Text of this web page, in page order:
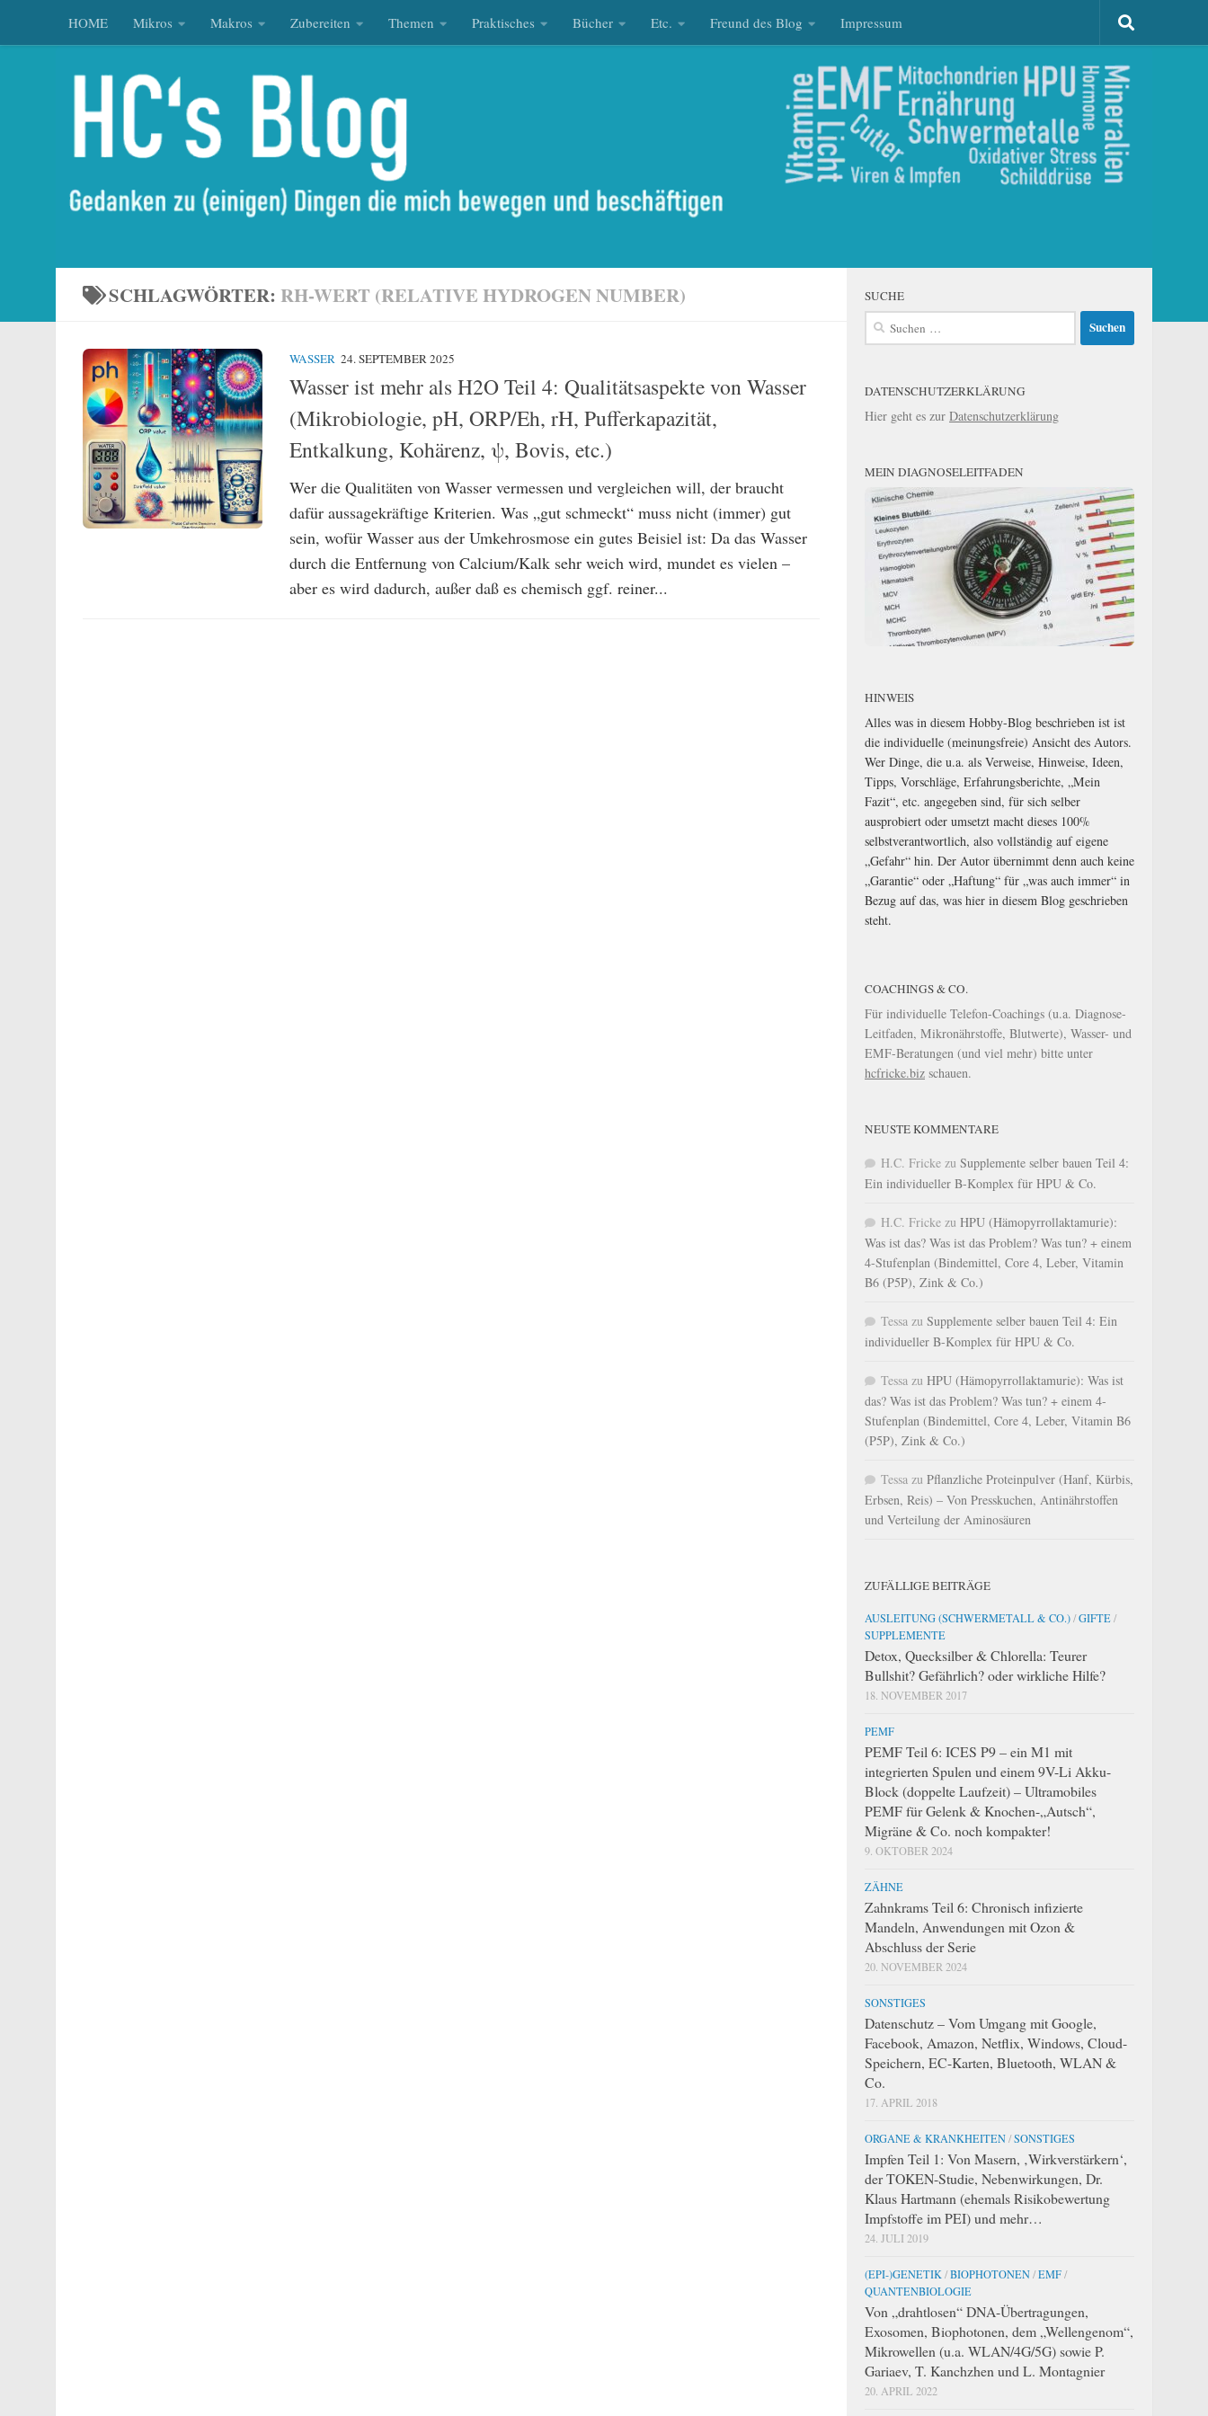
Zum Inhalt springen
HOME Mikros Makros Zubereiten Themen Praktisches Bücher Etc. Freund des Blog Impressum
SCHLAGWÖRTER: RH-WERT (RELATIVE HYDROGEN NUMBER)
WASSER 24. SEPTEMBER 2025
Wasser ist mehr als H2O Teil 4: Qualitätsaspekte von Wasser
(Mikrobiologie, pH, ORP/Eh, rH, Pufferkapazität,
Entkalkung, Kohärenz, ψ, Bovis, etc.)
Wer die Qualitäten von Wasser vermessen und vergleichen will, der braucht
dafür aussagekräftige Kriterien. Was „gut schmeckt“ muss nicht (immer) gut
sein, wofür Wasser aus der Umkehrosmose ein gutes Beisiel ist: Da das Wasser
durch die Entfernung von Calcium/Kalk sehr weich wird, mundet es vielen –
aber es wird dadurch, außer daß es chemisch ggf. reiner...
SUCHE
Suchen
DATENSCHUTZERKLÄRUNG
Hier geht es zur Datenschutzerklärung
MEIN DIAGNOSELEITFADEN
HINWEIS
Alles was in diesem Hobby-Blog beschrieben ist ist
die individuelle (meinungsfreie) Ansicht des Autors.
Wer Dinge, die u.a. als Verweise, Hinweise, Ideen,
Tipps, Vorschläge, Erfahrungsberichte, „Mein
Fazit“, etc. angegeben sind, für sich selber
ausprobiert oder umsetzt macht dieses 100%
selbstverantwortlich, also vollständig auf eigene
„Gefahr“ hin. Der Autor übernimmt denn auch keine
„Garantie“ oder „Haftung“ für „was auch immer“ in
Bezug auf das, was hier in diesem Blog geschrieben
steht.
COACHINGS & CO.
Für individuelle Telefon-Coachings (u.a. Diagnose-
Leitfaden, Mikronährstoffe, Blutwerte), Wasser- und
EMF-Beratungen (und viel mehr) bitte unter
hcfricke.biz schauen.
NEUSTE KOMMENTARE
H.C. Fricke zu Supplemente selber bauen Teil 4:
Ein individueller B-Komplex für HPU & Co.
H.C. Fricke zu HPU (Hämopyrrollaktamurie):
Was ist das? Was ist das Problem? Was tun? + einem
4-Stufenplan (Bindemittel, Core 4, Leber, Vitamin
B6 (P5P), Zink & Co.)
Tessa zu Supplemente selber bauen Teil 4: Ein
individueller B-Komplex für HPU & Co.
Tessa zu HPU (Hämopyrrollaktamurie): Was ist
das? Was ist das Problem? Was tun? + einem 4-
Stufenplan (Bindemittel, Core 4, Leber, Vitamin B6
(P5P), Zink & Co.)
Tessa zu Pflanzliche Proteinpulver (Hanf, Kürbis,
Erbsen, Reis) – Von Presskuchen, Antinährstoffen
und Verteilung der Aminosäuren
ZUFÄLLIGE BEITRÄGE
AUSLEITUNG (SCHWERMETALL & CO.)/GIFTE/
SUPPLEMENTE
Detox, Quecksilber & Chlorella: Teurer
Bullshit? Gefährlich? oder wirkliche Hilfe?
18. NOVEMBER 2017
PEMF
PEMF Teil 6: ICES P9 – ein M1 mit
integrierten Spulen und einem 9V-Li Akku-
Block (doppelte Laufzeit) – Ultramobiles
PEMF für Gelenk & Knochen-„Autsch“,
Migräne & Co. noch kompakter!
9. OKTOBER 2024
ZÄHNE
Zahnkrams Teil 6: Chronisch infizierte
Mandeln, Anwendungen mit Ozon &
Abschluss der Serie
20. NOVEMBER 2024
SONSTIGES
Datenschutz – Vom Umgang mit Google,
Facebook, Amazon, Netflix, Windows, Cloud-
Speichern, EC-Karten, Bluetooth, WLAN &
Co.
17. APRIL 2018
ORGANE & KRANKHEITEN/SONSTIGES
Impfen Teil 1: Von Masern, ‚Wirkverstärkern‘,
der TOKEN-Studie, Nebenwirkungen, Dr.
Klaus Hartmann (ehemals Risikobewertung
Impfstoffe im PEI) und mehr…
24. JULI 2019
(EPI-)GENETIK /BIOPHOTONEN/EMF/
QUANTENBIOLOGIE
Von „drahtlosen“ DNA-Übertragungen,
Exosomen, Biophotonen, dem „Wellengenom“,
Mikrowellen (u.a. WLAN/4G/5G) sowie P.
Gariaev, T. Kanchzhen und L. Montagnier
20. APRIL 2022